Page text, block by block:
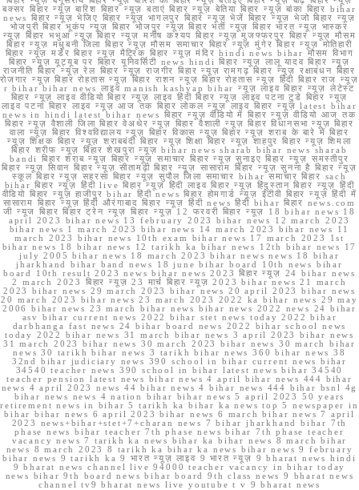
बक्सर बिहार न्यूज़ बारिश बिहार न्यूज़ बताएं बिहार न्यूज़ बेतिया बिहार न्यूज़ बांका बिहार bihar
news बिहार न्यूज़ भेजिए बिहार न्यूज़ भागलपुर बिहार न्यूज़ भेजें बिहार न्यूज़ भेजो बिहार न्यूज़
भोजपुरी बिहार भूकंप न्यूज़ बिहार भोजपुर न्यूज़ बिहार भर्ती न्यूज़ बिहार भारत न्यूज़ भास्कर
न्यूज़ बिहार भभुआ न्यूज़ बिहार न्यूज़ मनीष कश्यप बिहार न्यूज़ मुजफ्फरपुर बिहार न्यूज़ मौसम
बिहार न्यूज़ मधुबनी जिला बिहार न्यूज़ मौसम समाचार बिहार न्यूज़ मुंगेर बिहार न्यूज़ मोतिहारी
बिहार न्यूज़ मर्डर बिहार न्यूज़ मैट्रिक बिहार न्यूज़ मंदिर hindi news bihar मौसम विभाग
बिहार न्यूज़ यूट्यूब पर बिहार यूनिवर्सिटी news hindi बिहार न्यूज़ लालू यादव बिहार न्यूज़
राजनीति बिहार न्यूज़ रेल बिहार न्यूज़ राजगीर बिहार न्यूज़ रामगढ़ बिहार न्यूज़ रक्षाबंधन बिहार
रोजगार न्यूज़ बिहार रोहतास न्यूज़ बिहार राशन न्यूज़ बिहार रोहतास न्यूज़ हिंदी बिहार राज न्यूज़
r bihar bihar news लाइव manish kashyap bihar न्यूज़ लाइव बिहार न्यूज़ लेटेस्ट
बिहार न्यूज़ लाइव वीडियो बिहार न्यूज़ लाइव हिंदी बिहार न्यूज़ लाइव पटना टुडे बिहार न्यूज़
लाइव पटना बिहार लाइव न्यूज़ आज तक बिहार लोकल न्यूज़ लाइव बिहार न्यूज़ latest bihar
news in hindi latest bihar news बिहार न्यूज़ वीडियो में बिहार न्यूज़ वीडियो आज तक
बिहार न्यूज़ वैशाली जिला बिहार वेअथेर न्यूज़ बिहार वैशाली न्यूज़ बिहार विधानसभा न्यूज़ बिहार
वाला न्यूज़ बिहार विश्वविद्यालय न्यूज़ बिहार विकास न्यूज़ बिहार न्यूज़ शराब के बारे में बिहार
न्यूज़ शिक्षक बिहार न्यूज़ शराबबंदी बिहार न्यूज़ शिक्षा बिहार न्यूज़ शाहपुर बिहार न्यूज़ शिमला
बिहार शरीफ न्यूज़ बिहार शेखपुरा न्यूज़ bihar news sharab bihar news sharab
bandi बिहार शराब न्यूज़ बिहार न्यूज़ समाचार बिहार न्यूज़ सुनाइए बिहार न्यूज़ समस्तीपुर
बिहार न्यूज़ सिवान बिहार न्यूज़ सीतामढ़ी बिहार न्यूज़ सासाराम बिहार न्यूज़ सुनना है बिहार न्यूज़
स्कूल बिहार न्यूज़ सहरसा बिहार न्यूज़ सुपौल जिला समाचार bihar समाचार बिहार sach
bihar बिहार न्यूज़ हिंदी live बिहार न्यूज़ हिंदी लाइव बिहार न्यूज़ हिंदुस्तान बिहार न्यूज़ हिंदी
वीडियो बिहार न्यूज़ हाजीपुर bihar हिंदी news बिहार होमगार्ड न्यूज़ ईटीवी बिहार न्यूज़ हिंदी में
सासाराम बिहार न्यूज़ हिंदी औरंगाबाद बिहार न्यूज़ हिंदी news हिंदी bihar बिहार news.com
जी न्यूज बिहार बिहार ट्रेन न्यूज़ बिहार न्यूज़ 12 फरवरी बिहार न्यूज़ 18 bihar news 18
april 2023 bihar news 13 february 2023 bihar news 12 march 2023
bihar news 1 march 2023 bihar news 14 march 2023 bihar news 11
march 2023 bihar news 10th exam bihar news 17 march 2023 1st
bihar news 18 bihar news 12 tarikh ka bihar news 12th bihar news 17
july 2005 bihar news 18 march 2023 bihar news news 18 bihar
jharkhand bihar band news 18 june bihar board 10th news bihar
board 10th result 2023 news bihar news 2023 बिहार न्यूज़ 24 bihar news
2 march 2023 बिहार न्यूज़ 23 मार्च बिहार न्यूज़ 2023 bihar news 21 march
2023 bihar news 29 march 2023 bihar news 20 april 2023 bihar news
20 march 2023 bihar news 23 march 2023 2022 ka bihar news 29 may
2006 bihar news 23 march bihar news bihar news 2022 news 24 bihar
asv bihar current news 2022 bihar stet news today 2022 bihar
darbhanga fast news 24 bihar board news 2022 bihar school news
today 2022 bihar news 31 march bihar news 3 april 2023 bihar news
31 march 2023 bihar news 30 march 2023 bihar news 30 march bihar
news 30 tarikh bihar news 3 tarikh bihar news 360 bihar news 38
32nd bihar judiciary news 390 school in bihar current news bihar
34540 teacher news 390 school in bihar latest news bihar 34540
teacher pension latest news bihar news 4 april bihar news 444 bihar
news 4 april 2023 news 44 bihar news 4 bihar news 444 bihar bsnl 4g
bihar news news 4 nation bihar bihar news 5 april 2023 50 years
retirement news in bihar 5 tarikh ka bihar ka news top 5 newspaper in
bihar bihar news 6 april 2023 bihar news 6 march bihar news 7 april
2023 news+bihar+stet+7+charan news 7 bihar jharkhand bihar 7th
phase news bihar teacher 7th phase news bihar 7th phase teacher
vacancy news 7 tarikh ka news bihar ka bihar news 8 march bihar
news 8 march 2023 8 tarikh ka bihar ka news bihar news 9 february
bihar news 9 tarikh ka 9 भारत न्यूज़ लाइव 9 भारत न्यूज़ 9 bharat news hindi
9 bharat news channel live 94000 teacher vacancy in bihar today
news bihar 9th board news bihar board 9th class news 9 bharat news
channel tv9 bharat news live youtube t v 9 bharat news